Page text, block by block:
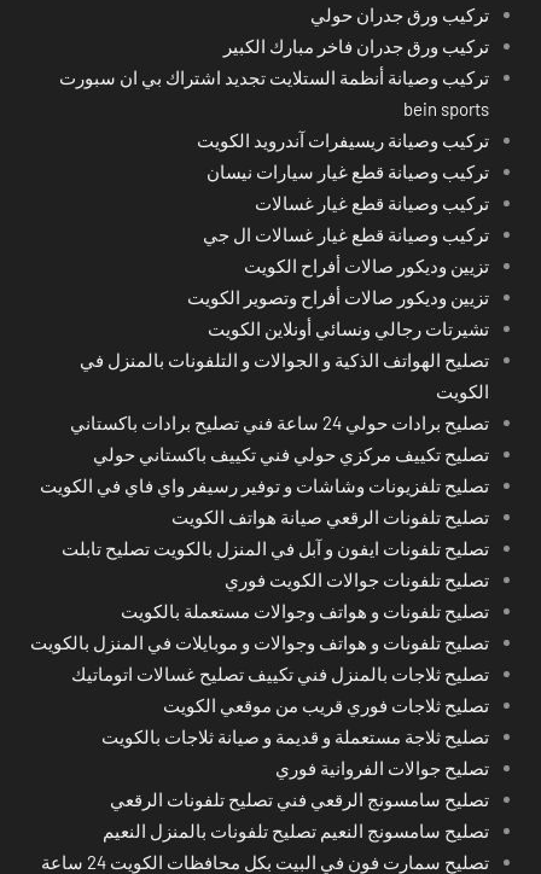
تركيب ورق جدران حولي
تركيب ورق جدران فاخر مبارك الكبير
تركيب وصيانة أنظمة الستلايت تجديد اشتراك بي ان سبورت
bein sports
تركيب وصيانة ريسيفرات آندرويد الكويت
تركيب وصيانة قطع غيار سيارات نيسان
تركيب وصيانة قطع غيار غسالات
تركيب وصيانة قطع غيار غسالات ال جي
تزيين وديكور صالات أفراح الكويت
تزيين وديكور صالات أفراح وتصوير الكويت
تشيرتات رجالي ونسائي أونلاين الكويت
تصليح الهواتف الذكية و الجوالات و التلفونات بالمنزل في
الكويت
تصليح برادات حولي 24 ساعة فني تصليح برادات باكستاني
تصليح تكييف مركزي حولي فني تكييف باكستاني حولي
تصليح تلفزيونات وشاشات و توفير رسيفر واي فاي في الكويت
تصليح تلفونات الرقعي صيانة هواتف الكويت
تصليح تلفونات ايفون و آبل في المنزل بالكويت تصليح تابلت
تصليح تلفونات جوالات الكويت فوري
تصليح تلفونات و هواتف وجوالات مستعملة بالكويت
تصليح تلفونات و هواتف وجوالات و موبايلات في المنزل بالكويت
تصليح ثلاجات بالمنزل فني تكييف تصليح غسالات اتوماتيك
تصليح ثلاجات فوري قريب من موقعي الكويت
تصليح ثلاجة مستعملة و قديمة و صيانة ثلاجات بالكويت
تصليح جوالات الفروانية فوري
تصليح سامسونج الرقعي فني تصليح تلفونات الرقعي
تصليح سامسونج النعيم تصليح تلفونات بالمنزل النعيم
تصليح سمارت فون في البيت بكل محافظات الكويت 24 ساعة